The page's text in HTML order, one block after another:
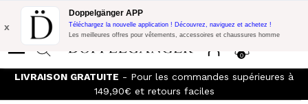
Promo Flash: 10% de réduction supplémentaire sur 300€ d'achat
avec le code:
0
x
Doppelgänger APP
Téléchargez la nouvelle application ! Découvrez, naviguez et achetez !
Les meilleures offres pour vêtements, accessoires et chaussures homme
LIVRAISON GRATUITE - Pour les commandes supérieures à
149,90€ et retours faciles